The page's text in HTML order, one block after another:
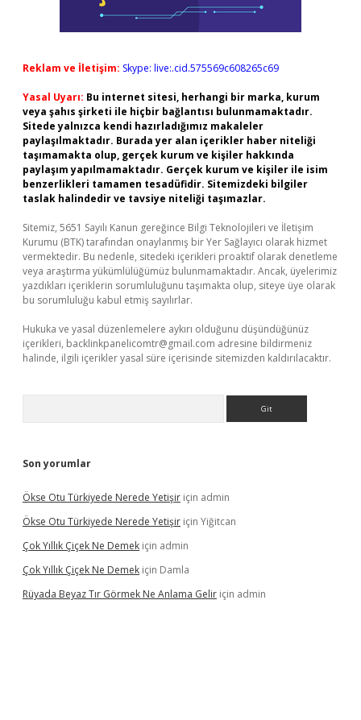
Reklam ve İletişim: Skype: live:.cid.575569c608265c69
Yasal Uyarı: Bu internet sitesi, herhangi bir marka, kurum
veya şahıs şirketi ile hiçbir bağlantısı bulunmamaktadır.
Sitede yalnızca kendi hazırladığımız makaleler
paylaşılmaktadır. Burada yer alan içerikler haber niteliği
taşımamakta olup, gerçek kurum ve kişiler hakkında
paylaşım yapılmamaktadır. Gerçek kurum ve kişiler ile isim
benzerlikleri tamamen tesadüfidir. Sitemizdeki bilgiler
taslak halindedir ve tavsiye niteliği taşımazlar.
Sitemiz, 5651 Sayılı Kanun gereğince Bilgi Teknolojileri ve İletişim
Kurumu (BTK) tarafından onaylanmış bir Yer Sağlayıcı olarak hizmet
vermektedir. Bu nedenle, sitedeki içerikleri proaktif olarak denetleme
veya araştırma yükümlülüğümüz bulunmamaktadır. Ancak, üyelerimiz
yazdıkları içeriklerin sorumluluğunu taşımakta olup, siteye üye olarak
bu sorumluluğu kabul etmiş sayılırlar.
Hukuka ve yasal düzenlemelere aykırı olduğunu düşündüğünüz
içerikleri, backlinkpanelicomtr@gmail.com adresine bildirmeniz
halinde, ilgili içerikler yasal süre içerisinde sitemizden kaldırılacaktır.
Son yorumlar
Ökse Otu Türkiyede Nerede Yetişir için admin
Ökse Otu Türkiyede Nerede Yetişir için Yiğitcan
Çok Yıllık Çiçek Ne Demek için admin
Çok Yıllık Çiçek Ne Demek için Damla
Rüyada Beyaz Tır Görmek Ne Anlama Gelir için admin